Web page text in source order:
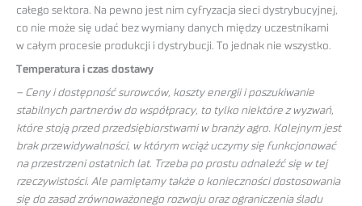
całego sektora. Na pewno jest nim cyfryzacja sieci dystrybucyjnej,
co nie może się udać bez wymiany danych między uczestnikami
w całym procesie produkcji i dystrybucji. To jednak nie wszystko.
Temperatura i czas dostawy
– Ceny i dostępność surowców, koszty energii i poszukiwanie
stabilnych partnerów do współpracy, to tylko niektóre z wyzwań,
które stoją przed przedsiębiorstwami w branży agro. Kolejnym jest
brak przewidywalności, w którym wciąż uczymy się funkcjonować
na przestrzeni ostatnich lat. Trzeba po prostu odnaleźć się w tej
rzeczywistości. Ale pamiętamy także o konieczności dostosowania
się do zasad zrównoważonego rozwoju oraz ograniczenia śladu